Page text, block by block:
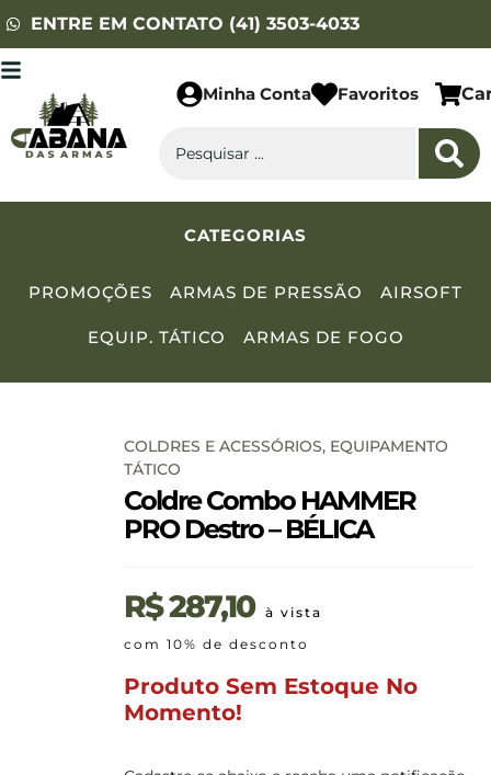
ENTRE EM CONTATO (41) 3503-4033
Minha Conta Favoritos
CATEGORIAS
PROMOÇÕES ARMAS DE PRESSÃO AIRSOFT
EQUIP. TÁTICO ARMAS DE FOGO
COLDRES E ACESSÓRIOS, EQUIPAMENTO
TÁTICO
Coldre Combo HAMMER
PRO Destro – BÉLICA
R$287,10
à vista
com 10% de desconto
Produto Sem Estoque No
Momento!